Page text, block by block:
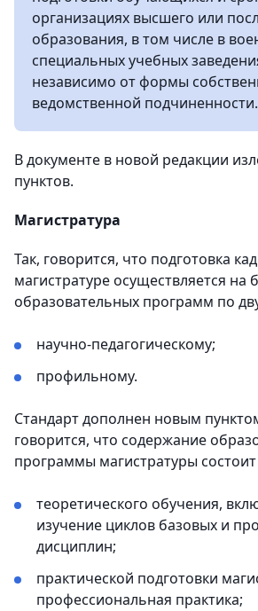
организациях высшего или
образования, в том числе в
специальных учебных
независимо от формы
ведомственной подчиненности.
В документе в новой редакции
пунктов.
Магистратура
Так, говорится, что подготовка
магистратуре осуществляется на
образовательных программ по
научно-педагогическому;
профильному.
Стандарт дополнен новым
говорится, что содержание
программы магистратуры состоит
теоретического обучения,
изучение циклов базовых и
дисциплин;
практической подготовки
профессиональная практика;